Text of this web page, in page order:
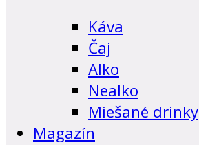
Káva
Čaj
Alko
Nealko
Miešané drinky
Magazín